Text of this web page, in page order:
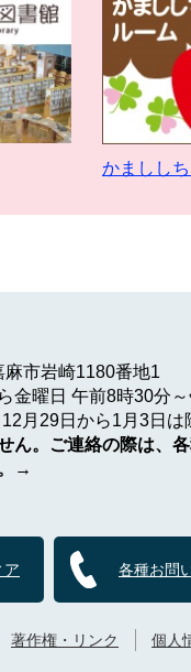
かましし
市岩崎1180番地1
金曜日 午前8時30分
月29日から1月3日は
ん。ご連絡の際は、
→
ア 各種お問
著作権・リンク 個人